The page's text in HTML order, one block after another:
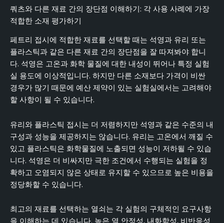
쿼츠와 다른 재료 간의 장단점 이해하기: 각 사용 사례에 가장
적합한 소재 평가하기
페트리 접시에 적합한 재료를 선택할 때는 석영과 유리 또는
플라스틱과 같은 다른 재료 간의 장단점을 잘 따져봐야 합니
다. 석영은 고온과 화학 물질에 대한 내성이 뛰어나 특정 실험
실 용도에 이상적입니다. 하지만 다른 소재보다 가격이 비싼
경우가 많기 때문에 예산 제약이 있는 실험실에서는 고려해야
할 사항이 될 수 있습니다.
유리와 플라스틱 접시는 더 저렴하지만 석영과 같은 수준의 내
구성과 성능을 제공하지는 않습니다. 유리는 고온에서 깨질 수
있고 플라스틱은 화학물질에 노출되면 성능이 저하될 수 있습
니다. 석영은 더 비싸지만 극한 조건에서 수행되는 실험을 정
확하고 오염되지 않은 상태로 유지할 수 있으므로 높은 비용을
정당화할 수 있습니다.
최고의 재료를 선택하는 열쇠는 각 실험의 구체적인 요구사항